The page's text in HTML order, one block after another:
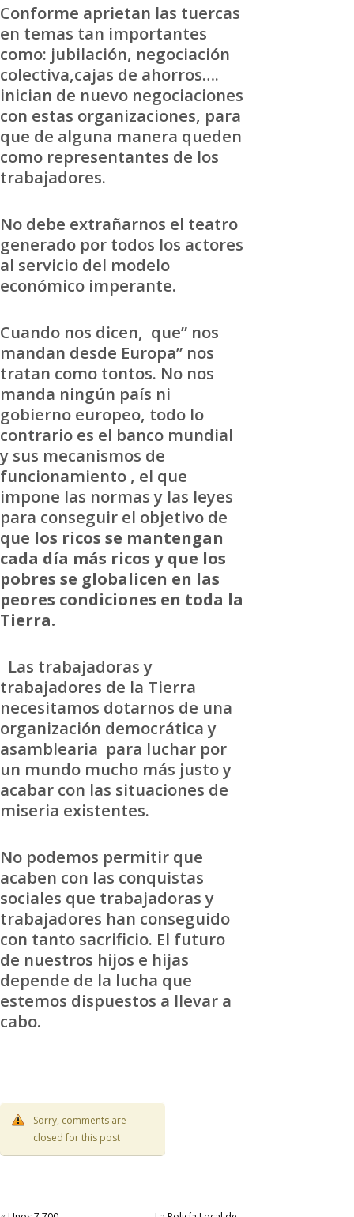
Conforme aprietan las tuercas
en temas tan importantes
como: jubilación, negociación
colectiva,cajas de ahorros….
inician de nuevo negociaciones
con estas organizaciones, para
que de alguna manera queden
como representantes de los
trabajadores.
No debe extrañarnos el teatro
generado por todos los actores
al servicio del modelo
económico imperante.
Cuando nos dicen, que” nos
mandan desde Europa” nos
tratan como tontos. No nos
manda ningún país ni
gobierno europeo, todo lo
contrario es el banco mundial
y sus mecanismos de
funcionamiento , el que
impone las normas y las leyes
para conseguir el objetivo de
que los ricos se mantengan
cada día más ricos y que los
pobres se globalicen en las
peores condiciones en toda la
Tierra.
Las trabajadoras y
trabajadores de la Tierra
necesitamos dotarnos de una
organización democrática y
asamblearia para luchar por
un mundo mucho más justo y
acabar con las situaciones de
miseria existentes.
No podemos permitir que
acaben con las conquistas
sociales que trabajadoras y
trabajadores han conseguido
con tanto sacrificio. El futuro
de nuestros hijos e hijas
depende de la lucha que
estemos dispuestos a llevar a
cabo.
Sorry, comments are
closed for this post